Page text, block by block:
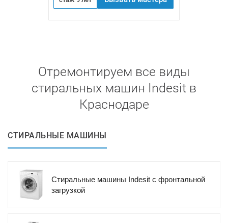
Отремонтируем все виды
стиральных машин Indesit в
Краснодаре
СТИРАЛЬНЫЕ МАШИНЫ
Стиральные машины Indesit с фронтальной
загрузкой